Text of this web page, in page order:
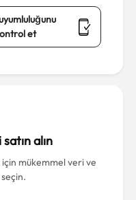
et
alın
mükemmel veri ve
seçin.